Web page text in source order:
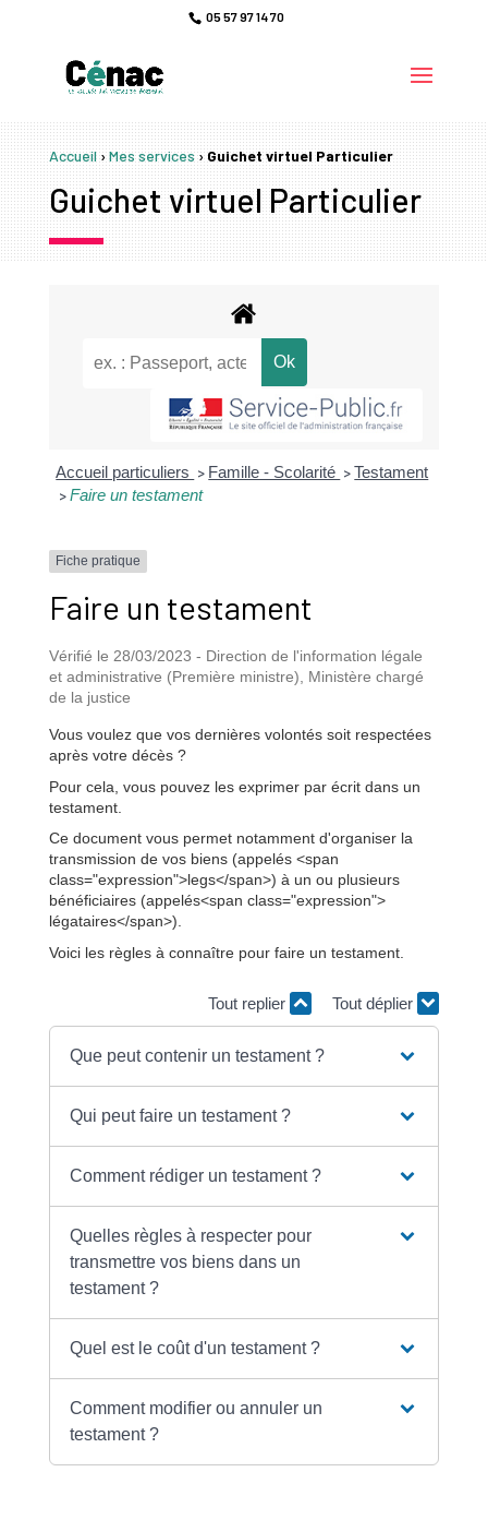
05 57 97 14 70
Accueil›Mes services›Guichet virtuel Particulier
Guichet virtuel Particulier
Accueil particuliers > Famille - Scolarité > Testament
> Faire un testament
Fiche pratique
Faire un testament
Vérifié le 28/03/2023 - Direction de l'information légale
et administrative (Première ministre), Ministère chargé
de la justice
Vous voulez que vos dernières volontés soit respectées
après votre décès ?
Pour cela, vous pouvez les exprimer par écrit dans un
testament.
Ce document vous permet notamment d'organiser la
transmission de vos biens (appelés <span
class="expression">legs</span>) à un ou plusieurs
bénéficiaires (appelés<span class="expression">
légataires</span>).
Voici les règles à connaître pour faire un testament.
Tout replier Tout déplier
Que peut contenir un testament ?
Qui peut faire un testament ?
Comment rédiger un testament ?
Quelles règles à respecter pour
transmettre vos biens dans un
testament ?
Quel est le coût d'un testament ?
Comment modifier ou annuler un
testament ?